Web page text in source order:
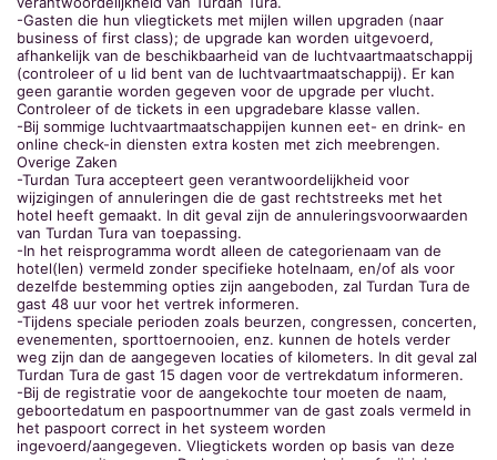
-Gasten die hun vliegtickets met mijlen willen upgraden (naar
business of first class); de upgrade kan worden uitgevoerd,
afhankelijk van de beschikbaarheid van de luchtvaartmaatschappij
(controleer of u lid bent van de luchtvaartmaatschappij). Er kan
geen garantie worden gegeven voor de upgrade per vlucht.
Controleer of de tickets in een upgradebare klasse vallen.
-Bij sommige luchtvaartmaatschappijen kunnen eet- en drink- en
online check-in diensten extra kosten met zich meebrengen.
Overige Zaken
-Turdan Tura accepteert geen verantwoordelijkheid voor
wijzigingen of annuleringen die de gast rechtstreeks met het
hotel heeft gemaakt. In dit geval zijn de annuleringsvoorwaarden
van Turdan Tura van toepassing.
-In het reisprogramma wordt alleen de categorienaam van de
hotel(len) vermeld zonder specifieke hotelnaam, en/of als voor
dezelfde bestemming opties zijn aangeboden, zal Turdan Tura de
gast 48 uur voor het vertrek informeren.
-Tijdens speciale perioden zoals beurzen, congressen, concerten,
evenementen, sporttoernooien, enz. kunnen de hotels verder
weg zijn dan de aangegeven locaties of kilometers. In dit geval zal
Turdan Tura de gast 15 dagen voor de vertrekdatum informeren.
-Bij de registratie voor de aangekochte tour moeten de naam,
geboortedatum en paspoortnummer van de gast zoals vermeld in
het paspoort correct in het systeem worden
ingevoerd/aangegeven. Vliegtickets worden op basis van deze